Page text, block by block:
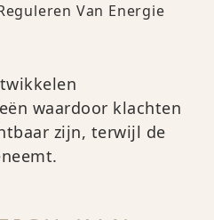
Van Energie
waardoor klachten
zijn, terwijl de